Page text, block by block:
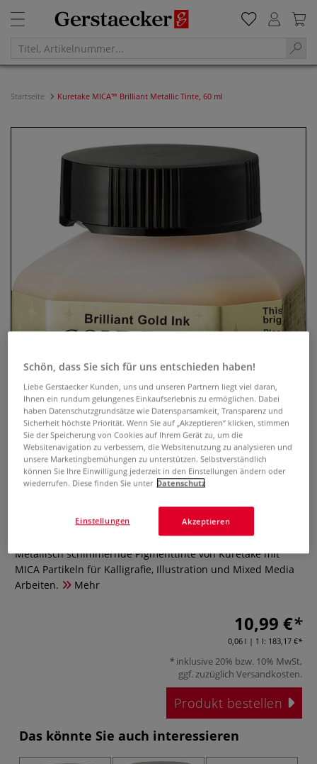
Startseite Kuretake MICA™ Brilliant Metallic Tinte, 60 ml
Kuretake MICA™ Brilliant Metallic
0 Bewertungen
Metallisch schimmernde Pigmenttinte von Kuretake mit
MICA Partikeln für Kalligrafie, Illustration und Mixed Media
Arbeiten.
Mehr
10,99 €
0,06 l | 1 l: 183,17 €
inklusive 20% bzw. 10% MwSt,
ggf. zuzüglich Versandkosten.
Produkt bestellen
Das könnte Sie auch interessieren
Schön, dass Sie sich für uns entschieden haben!
Liebe Gerstaecker Kunden, uns und unseren Partnern liegt viel daran,
Ihnen ein rundum gelungenes Einkaufserlebnis zu ermöglichen. Dabei
haben Datenschutzgrundsätze wie Datensparsamkeit, Transparenz und
Sicherheit höchste Priorität. Wenn Sie auf „Akzeptieren“ klicken, stimmen
Sie der Speicherung von Cookies auf Ihrem Gerät zu, um die
Websitenavigation zu verbessern, die Websitenutzung zu analysieren und
unsere Marketingbemühungen zu unterstützen. Selbstverständlich
können Sie Ihre Einwilligung jederzeit in den Einstellungen ändern oder
wiederrufen. Diese finden Sie unter Datenschutz
Akzeptieren
Einstellungen